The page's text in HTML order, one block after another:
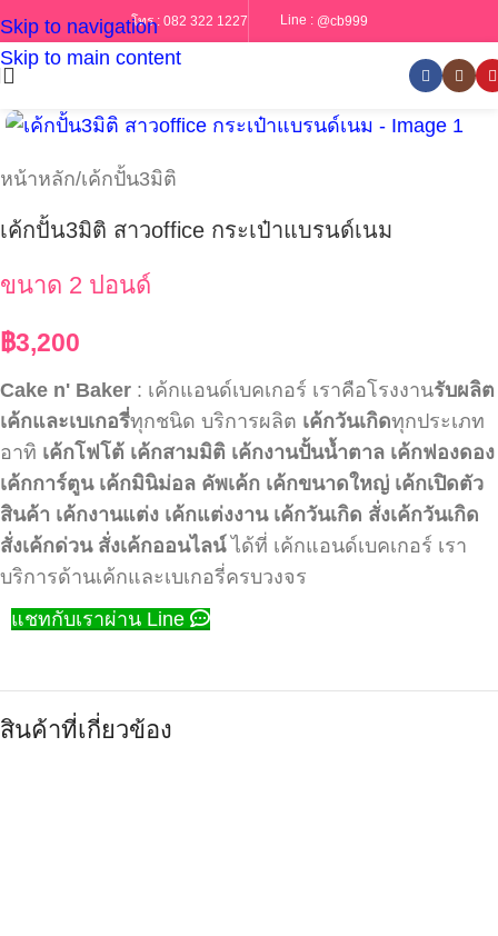
Skip to navigation
Skip to main content
โทร : 082 322 1227 Line : @cb999
หน้าหลัก/เค้กปั้น3มิติ
เค้กปั้น3มิติ สาวoffice กระเป๋าแบรนด์เนม
ขนาด 2 ปอนด์
฿3,200
Cake n' Baker : เค้กแอนด์เบคเกอร์ เราคือโรงงานรับผลิต
เค้กและเบเกอรี่ทุกชนิด บริการผลิต เค้กวันเกิดทุกประเภท
อาทิ เค้กโฟโต้ เค้กสามมิติ เค้กงานปั้นน้ำตาล เค้กฟองดอง
เค้กการ์ตูน เค้กมินิม่อล คัพเค้ก เค้กขนาดใหญ่ เค้กเปิดตัว
สินค้า เค้กงานแต่ง เค้กแต่งงาน เค้กวันเกิด สั่งเค้กวันเกิด
สั่งเค้กด่วน สั่งเค้กออนไลน์ได้ที่ เค้กแอนด์เบคเกอร์ เรา
บริการด้านเค้กและเบเกอรี่ครบวงจร
แชทกับเราผ่าน Line
สินค้าที่เกี่ยวข้อง